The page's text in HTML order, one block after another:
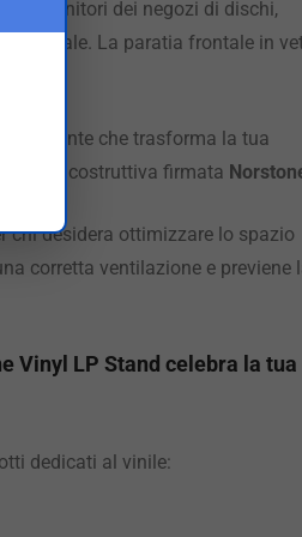
contenitori dei negozi di dischi,
La paratia frontale in
elegante che trasforma la tua
qualità costruttiva firmata
chi desidera ottimizzare lo spazio
corretta ventilazione e previene
Vinyl LP Stand celebra la tua
dedicati al vinile: